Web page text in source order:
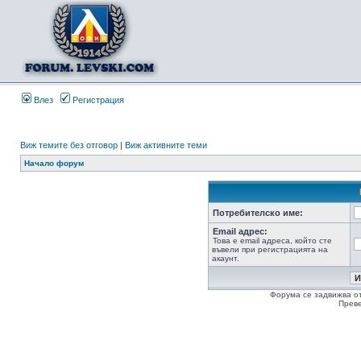
Влез Регистрация
Виж темите без отговор | Виж активните теми
Начало форум
Потребителско име:
Email адрес:
Това е email адреса, който сте
въвели при регистрацията на
акаунт.
Форума се задвижва